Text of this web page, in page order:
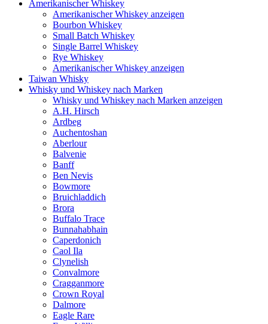
Amerikanischer Whiskey
Amerikanischer Whiskey anzeigen
Bourbon Whiskey
Small Batch Whiskey
Single Barrel Whiskey
Rye Whiskey
Amerikanischer Whiskey anzeigen
Taiwan Whisky
Whisky und Whiskey nach Marken
Whisky und Whiskey nach Marken anzeigen
A.H. Hirsch
Ardbeg
Auchentoshan
Aberlour
Balvenie
Banff
Ben Nevis
Bowmore
Bruichladdich
Brora
Buffalo Trace
Bunnahabhain
Caperdonich
Caol Ila
Clynelish
Convalmore
Cragganmore
Crown Royal
Dalmore
Eagle Rare